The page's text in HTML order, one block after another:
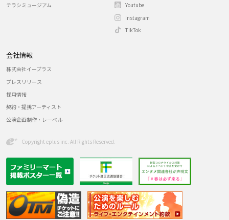
チラシミュージアム
Youtube
Instagram
TikTok
会社情報
株式会社イープラス
プレスリリース
採用情報
契約・提携アーティスト
公演企画制作・レーベル
Copyright eplus inc. All Rights Reserved.